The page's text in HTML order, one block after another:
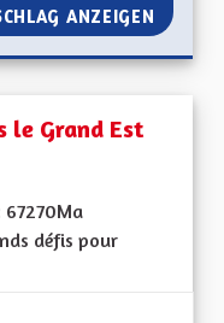
ANZEIGEN
le Grand Est
défis pour